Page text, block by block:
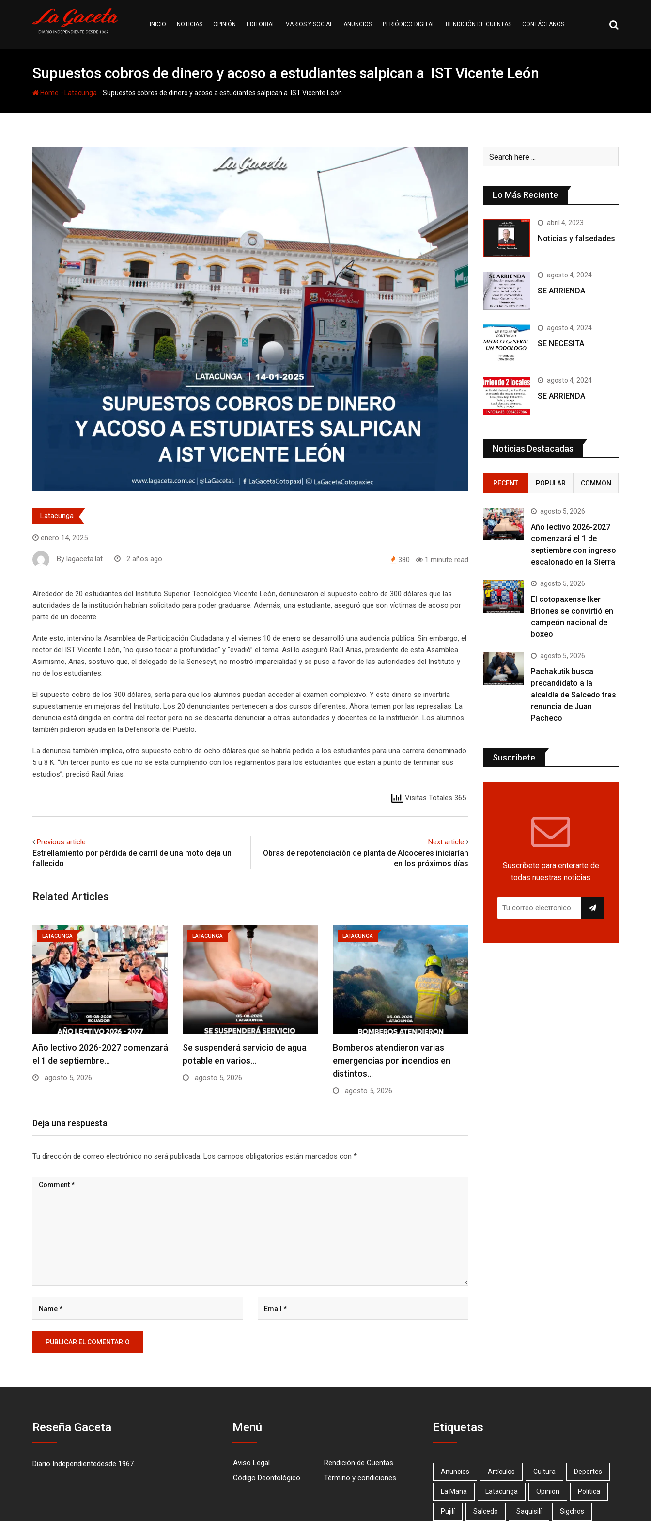
INICIO NOTICIAS OPINIÓN EDITORIAL VARIOS Y SOCIAL ANUNCIOS PERIÓDICO DIGITAL RENDICIÓN DE CUENTAS CONTÁCTANOS
Supuestos cobros de dinero y acoso a estudiantes salpican a IST Vicente León
Home - Latacunga -Supuestos cobros de dinero y acoso a estudiantes salpican a IST Vicente León
Latacunga
enero 14, 2025
By lagaceta.lat 2 años ago 380 1 minute read
Alrededor de 20 estudiantes del Instituto Superior Tecnológico Vicente León, denunciaron el supuesto cobro de 300 dólares que las
autoridades de la institución habrían solicitado para poder graduarse. Además, una estudiante, aseguró que son víctimas de acoso por
parte de un docente.
Ante esto, intervino la Asamblea de Participación Ciudadana y el viernes 10 de enero se desarrolló una audiencia pública. Sin embargo, el
rector del IST Vicente León, “no quiso tocar a profundidad” y “evadió” el tema. Así lo aseguró Raúl Arias, presidente de esta Asamblea.
Asimismo, Arias, sostuvo que, el delegado de la Senescyt, no mostró imparcialidad y se puso a favor de las autoridades del Instituto y
no de los estudiantes.
El supuesto cobro de los 300 dólares, sería para que los alumnos puedan acceder al examen complexivo. Y este dinero se invertiría
supuestamente en mejoras del Instituto. Los 20 denunciantes pertenecen a dos cursos diferentes. Ahora temen por las represalias. La
denuncia está dirigida en contra del rector pero no se descarta denunciar a otras autoridades y docentes de la institución. Los alumnos
también pidieron ayuda en la Defensoría del Pueblo.
La denuncia también implica, otro supuesto cobro de ocho dólares que se habría pedido a los estudiantes para una carrera denominado
5 u 8 K. “Un tercer punto es que no se está cumpliendo con los reglamentos para los estudiantes que están a punto de terminar sus
estudios”, precisó Raúl Arias.
Visitas Totales 365
Previous article
Estrellamiento por pérdida de carril de una moto deja un
fallecido
Next article
Obras de repotenciación de planta de Alcoceres iniciarían
en los próximos días
Related Articles
LATACUNGA
Año lectivo 2026-2027 comenzará
el 1 de septiembre…
agosto 5, 2026
LATACUNGA
Se suspenderá servicio de agua
potable en varios…
agosto 5, 2026
LATACUNGA
Bomberos atendieron varias
emergencias por incendios en
distintos…
agosto 5, 2026
Deja una respuesta
Tu dirección de correo electrónico no será publicada. Los campos obligatorios están marcados con *
Lo Más Reciente
abril 4, 2023
Noticias y falsedades
agosto 4, 2024
SE ARRIENDA
agosto 4, 2024
SE NECESITA
agosto 4, 2024
SE ARRIENDA
Noticias Destacadas
RECENT POPULAR COMMON
agosto 5, 2026
Año lectivo 2026-2027
comenzará el 1 de
septiembre con ingreso
escalonado en la Sierra
agosto 5, 2026
El cotopaxense Iker
Briones se convirtió en
campeón nacional de
boxeo
agosto 5, 2026
Pachakutik busca
precandidato a la
alcaldía de Salcedo tras
renuncia de Juan
Pacheco
Suscríbete
Suscríbete para enterarte de
todas nuestras noticias
Reseña Gaceta
Diario Independientedesde 1967.
Menú
Aviso Legal
Rendición de Cuentas
Código Deontológico
Término y condiciones
Etiquetas
Anuncios Artículos Cultura Deportes
La Maná Latacunga Opinión Política
Pujilí Salcedo Saquisilí Sigchos